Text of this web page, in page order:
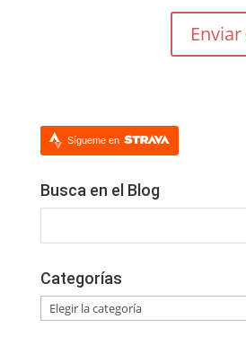
Sígueme en
Busca en el Blog
Categorías
Categorías